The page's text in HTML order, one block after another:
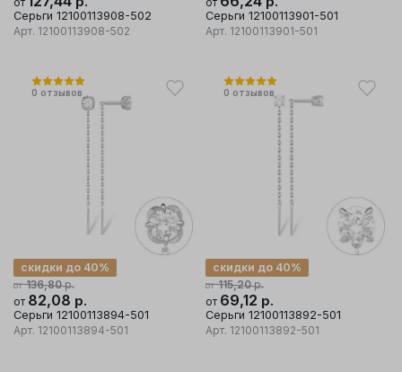
от
Серьги 12100113908-502
Арт. 12100113908-502
от
Серьги 12100113901-501
Арт. 12100113901-501
0 отзывов
от 136,80р.
скидки до 40%
от 82,08 р.
Серьги 12100113894-501
Арт. 12100113894-501
0 отзывов
от 115,20р.
скидки до 40%
от 69,12 р.
Серьги 12100113892-501
Арт. 12100113892-501